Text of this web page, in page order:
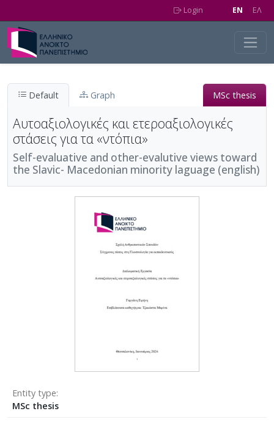
Login EN EΛ
Default Graph MSc thesis
Αυτοαξιολογικές και ετεροαξιολογικές
στάσεις για τα «ντόπια»
Self-evaluative and other-evalutive views toward
the Slavic- Macedonian minority laguage (english)
Entity type
MSc thesis